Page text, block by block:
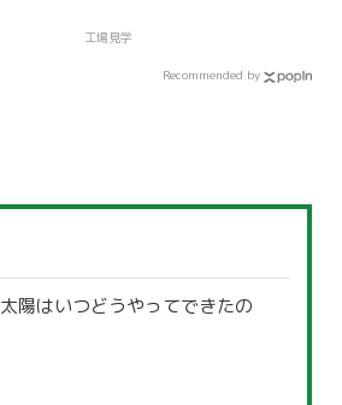
工場見学
Recommended by
太陽はいつどうやってできたの